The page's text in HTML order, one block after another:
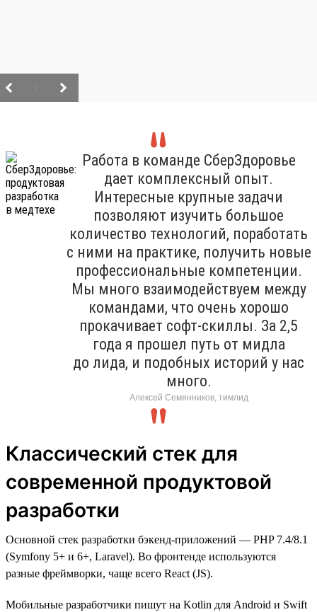
Работа в команде СберЗдоровье
дает комплексный опыт.
Интересные крупные задачи
позволяют изучить большое
количество технологий, поработать
с ними на практике, получить новые
профессиональные компетенции.
Мы много взаимодействуем между
командами, что очень хорошо
прокачивает софт-скиллы. За 2,5
года я прошел путь от мидла
до лида, и подобных историй у нас
много.
Алексей Семянников, тимлид
Классический стек для
современной продуктовой
разработки
Основной стек разработки бэкенд-приложений — PHP 7.4/8.1
(Symfony 5+ и 6+, Laravel). Во фронтенде используются
разные фреймворки, чаще всего React (JS).
Мобильные разработчики пишут на Kotlin для Android и Swift